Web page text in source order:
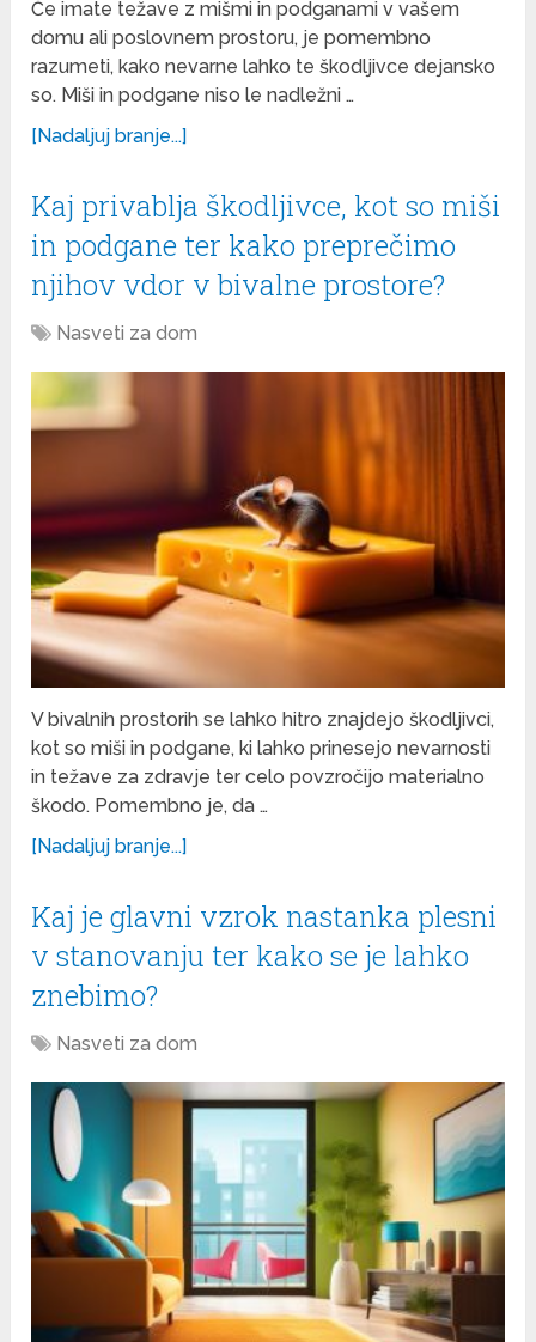
Če imate težave z mišmi in podganami v vašem
domu ali poslovnem prostoru, je pomembno
razumeti, kako nevarne lahko te škodljivce dejansko
so. Miši in podgane niso le nadležni …
[Nadaljuj branje...]
Kaj privablja škodljivce, kot so miši
in podgane ter kako preprečimo
njihov vdor v bivalne prostore?
Nasveti za dom
V bivalnih prostorih se lahko hitro znajdejo škodljivci,
kot so miši in podgane, ki lahko prinesejo nevarnosti
in težave za zdravje ter celo povzročijo materialno
škodo. Pomembno je, da …
[Nadaljuj branje...]
Kaj je glavni vzrok nastanka plesni
v stanovanju ter kako se je lahko
znebimo?
Nasveti za dom